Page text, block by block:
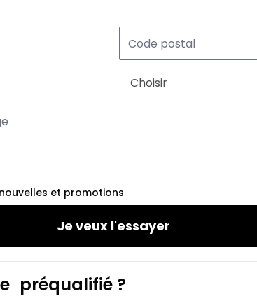
et promotions
Je veux l'essayer
préqualifié ?